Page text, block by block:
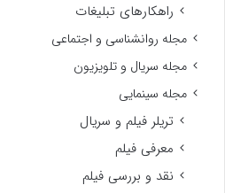
راهکارهای تبلیغات
مجله روانشناسی و اجتماعی
مجله سریال و تلویزیون
مجله سینمایی
تریلر فیلم و سریال
معرفی فیلم
نقد و بررسی فیلم